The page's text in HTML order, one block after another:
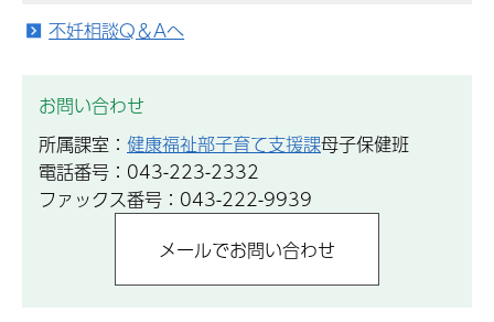
不妊相談Q＆Aへ
お問い合わせ
所属課室： 健康福祉部子育て支援課母子保健班
電話番号：043-223-2332
ファックス番号：043-222-9939